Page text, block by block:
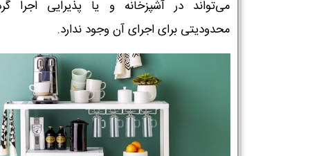
می‌تواند در آشپزخانه و یا پذیرایی اجرا
محدودیتی برای اجرای آن وجود ندارد.